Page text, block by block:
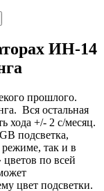
ИН-14
прошлого.
Вся остальная
хода +/- 2 с/месяц.
подсветка,
режиме, так и в
по всей
цвет подсветки.